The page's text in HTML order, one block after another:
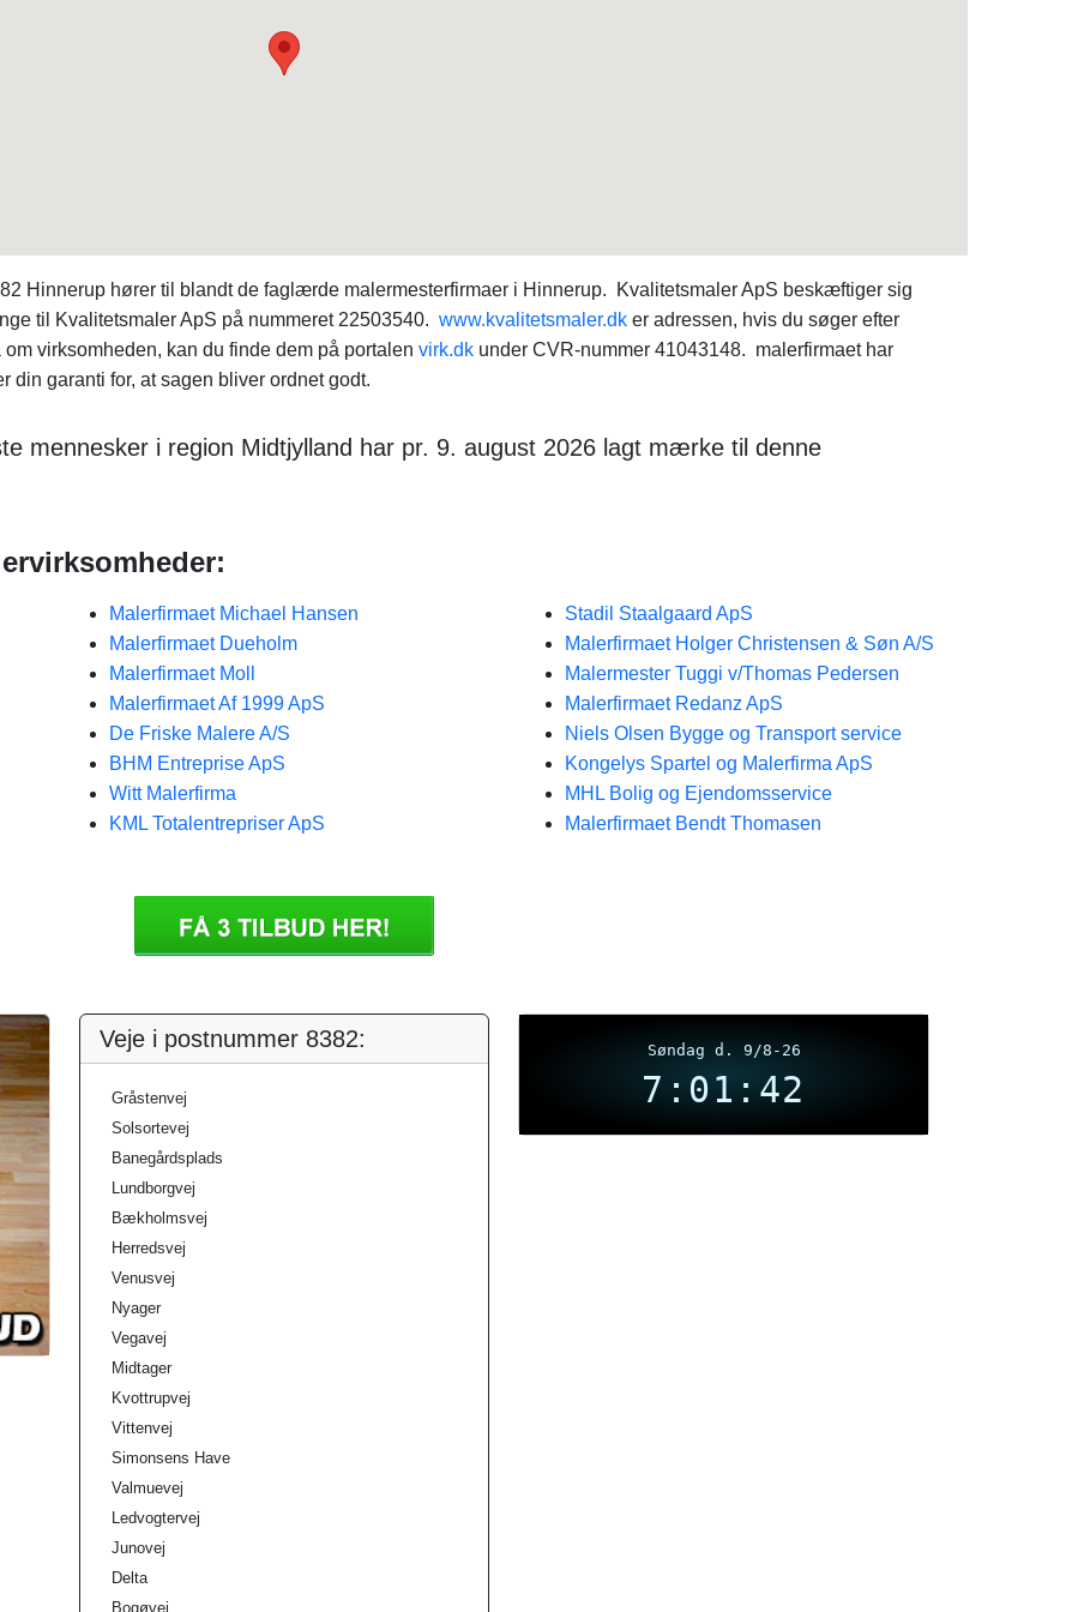
Hinnerup hører til blandt de faglærde malermesterfirmaer i Hinnerup. Kvalitetsmaler ApS beskæftiger sig
til Kvalitetsmaler ApS på nummeret 22503540. www.kvalitetsmaler.dk er adressen, hvis du søger efter
virksomheden, kan du finde dem på portalen virk.dk under CVR-nummer 41043148. malerfirmaet har
din garanti for, at sagen bliver ordnet godt.
mennesker i region Midtjylland har pr. 9. august 2026 lagt mærke til denne
Malerfirmaet Michael Hansen
Malerfirmaet Dueholm
Malerfirmaet Moll
Malerfirmaet Af 1999 ApS
De Friske Malere A/S
BHM Entreprise ApS
Witt Malerfirma
KML Totalentrepriser ApS
Stadil Staalgaard ApS
Malerfirmaet Holger Christensen & Søn A/S
Malermester Tuggi v/Thomas Pedersen
Malerfirmaet Redanz ApS
Niels Olsen Bygge og Transport service
Kongelys Spartel og Malerfirma ApS
MHL Bolig og Ejendomsservice
Malerfirmaet Bendt Thomasen
Veje i postnummer 8382:
Gråstenvej
Solsortevej
Banegårdsplads
Lundborgvej
Bækholmsvej
Herredsvej
Venusvej
Nyager
Vegavej
Midtager
Kvottrupvej
Vittenvej
Simonsens Have
Valmuevej
Ledvogtervej
Junovej
Delta
Bogøvej
Søndag d. 9/8-26
7:01:43